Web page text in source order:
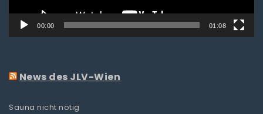
00:00 01:08
News des JLV-Wien
Sauna nicht nötig